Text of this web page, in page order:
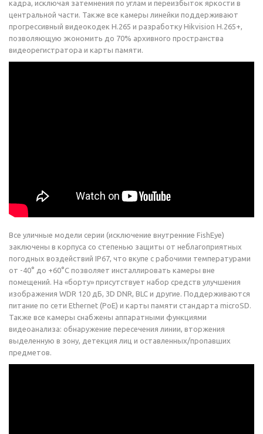
кадра, исключая затемнения по углам и переизбыток яркости в
центральной части. Также все камеры линейки поддерживают
прогрессивный видеокодек H.265 и разработку Hikvision H.265+,
позволяющую экономить до 70% архивного пространства
видеорегистратора и карты памяти.
Все уличные модели серии (исключение внутренние FishEye)
заключены в корпуса со степенью защиты от неблагоприятных
погодных воздействий IP67, что вкупе с рабочими температурами
от -40° до +60°С позволяет инсталлировать камеры вне
помещений. На «борту» присутствует набор средств улучшения
изображения WDR 120 дБ, 3D DNR, BLC и другие. Поддерживаются
питание по сети Ethernet (PoE) и карты памяти стандарта microSD.
Также все камеры снабжены аппаратными функциями
видеоанализа: обнаружение пересечения линии, вторжения
выделенную в зону, детекция лиц и оставленных/пропавших
предметов.